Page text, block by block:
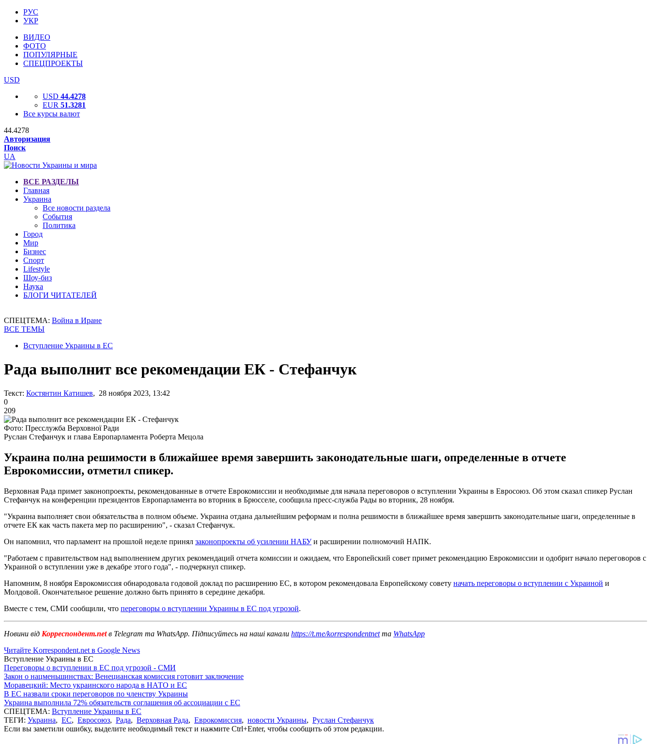
РУС
УКР
ВИДЕО
ФОТО
ПОПУЛЯРНЫЕ
СПЕЦПРОЕКТЫ
USD
USD 44.4278
EUR 51.3281
Все курсы валют
44.4278
Авторизация
Поиск
UA
ВСЕ РАЗДЕЛЫ
Главная
Украина
Все новости раздела
События
Политика
Город
Мир
Бизнес
Спорт
Lifestyle
Шоу-биз
Наука
БЛОГИ ЧИТАТЕЛЕЙ
СПЕЦТЕМА: Война в Иране
ВСЕ ТЕМЫ
Вступление Украины в ЕС
Рада выполнит все рекомендации ЕК - Стефанчук
Текст: Костянтин Катишев, 28 ноября 2023, 13:42
0
209
Фото: Пресслужба Верховної Ради
Руслан Стефанчук и глава Европарламента Роберта Мецола
Украина полна решимости в ближайшее время завершить законодательные шаги, определенные в отчете
Еврокомиссии, отметил спикер.
Верховная Рада примет законопроекты, рекомендованные в отчете Еврокомиссии и необходимые для начала переговоров о вступлении Украины в Евросоюз. Об этом сказал спикер Руслан
Стефанчук на конференции президентов Европарламента во вторник в Брюсселе, сообщила пресс-служба Рады во вторник, 28 ноября.
"Украина выполняет свои обязательства в полном объеме. Украина отдана дальнейшим реформам и полна решимости в ближайшее время завершить законодательные шаги, определенные в
отчете ЕК как часть пакета мер по расширению", - сказал Стефанчук.
Он напомнил, что парламент на прошлой неделе принял законопроекты об усилении НАБУи расширении полномочий НАПК.
"Работаем с правительством над выполнением других рекомендаций отчета комиссии и ожидаем, что Европейский совет примет рекомендацию Еврокомиссии и одобрит начало переговоров с
Украиной о вступлении уже в декабре этого года", - подчеркнул спикер.
Напомним, 8 ноября Еврокомиссия обнародовала годовой доклад по расширению ЕС, в котором рекомендовала Европейскому совету начать переговоры о вступлении с Украиной и
Молдовой. Окончательное решение должно быть принято в середине декабря.
Вместе с тем, СМИ сообщили, что переговоры о вступлении Украины в ЕС под угрозой.
Новини від Корреспондент.netв Telegram та WhatsApp. Підписуйтесь на наші канали https://t.me/korrespondentnetта WhatsApp
Читайте Korrespondent.net в Google News
Вступление Украины в ЕС
Переговоры о вступлении в ЕС под угрозой - СМИ
Закон о нацменьшинствах: Венецианская комиссия готовит заключение
Моравецкий: Место украинского народа в НАТО и ЕС
В ЕС назвали сроки переговоров по членству Украины
Украина выполнила 72% обязательств соглашения об ассоциации с ЕС
СПЕЦТЕМА: Вступление Украины в ЕС
ТЕГИ: Украина, ЕС, Евросоюз, Рада, Верховная Рада, Еврокомиссия, новости Украины, Руслан Стефанчук
Если вы заметили ошибку, выделите необходимый текст и нажмите Ctrl+Enter, чтобы сообщить об этом редакции.